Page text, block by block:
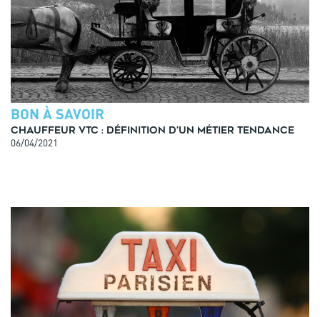
BON À SAVOIR
Chauffeur VTC : définition d'un métier tendance
06/04/2021